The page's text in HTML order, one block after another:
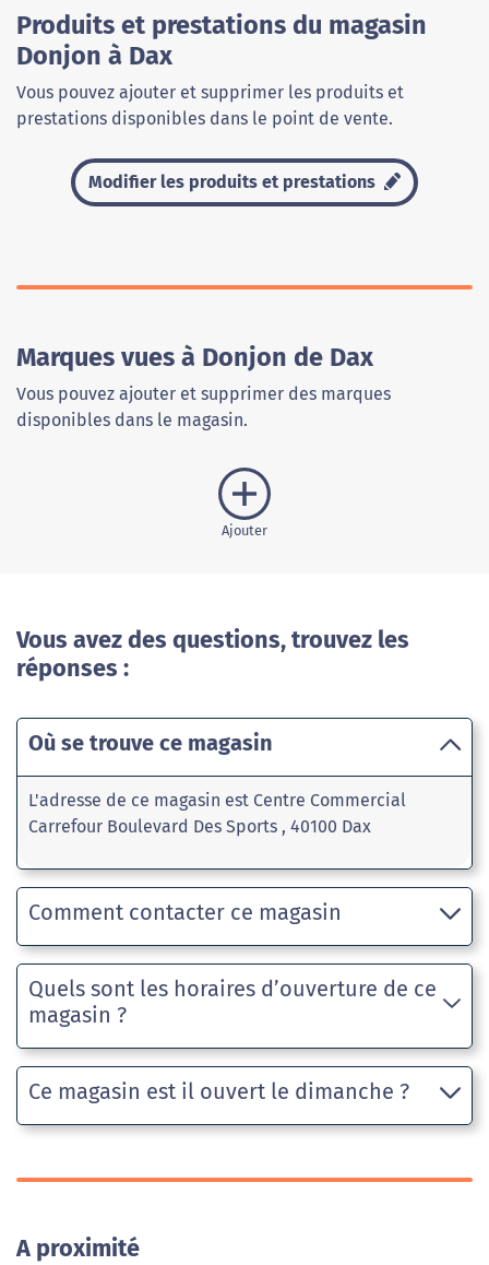
Produits et prestations du magasin
Donjon à Dax
Vous pouvez ajouter et supprimer les produits et
prestations disponibles dans le point de vente.
Modifier les produits et prestations
Marques vues à Donjon de Dax
Vous pouvez ajouter et supprimer des marques
disponibles dans le magasin.
Ajouter
Vous avez des questions, trouvez les
réponses :
Où se trouve ce magasin
L'adresse de ce magasin est Centre Commercial
Carrefour Boulevard Des Sports , 40100 Dax
Comment contacter ce magasin
Quels sont les horaires d’ouverture de ce
magasin ?
Ce magasin est il ouvert le dimanche ?
A proximité